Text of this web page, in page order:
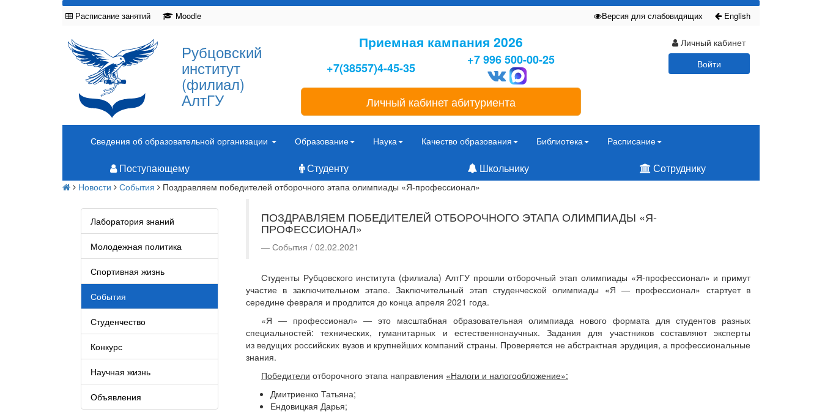
Расписание занятий Moodle English
Версия для слабовидящих
Рубцовский
институт
(филиал)
АлтГУ
Приемная кампания 2026
+7(38557)4-45-35
+7 996 500-00-25
Личный кабинет абитуриента
Личный кабинет
Войти
Сведения об образовательной организации Образование Наука Качество образования Библиотека Расписание
Поступающему Студенту Школьнику Сотруднику
Новости События Поздравляем победителей отборочного этапа олимпиады «Я-профессионал»
Лаборатория знаний
Молодежная политика
Спортивная жизнь
События
Студенчество
Конкурс
Научная жизнь
Объявления
ПОЗДРАВЛЯЕМ ПОБЕДИТЕЛЕЙ ОТБОРОЧНОГО ЭТАПА ОЛИМПИАДЫ «Я-
ПРОФЕССИОНАЛ»
События / 02.02.2021
Студенты Рубцовского института (филиала) АлтГУ прошли отборочный этап олимпиады «Я-профессионал» и примут
участие в заключительном этапе. Заключительный этап студенческой олимпиады «Я — профессионал» стартует в
середине февраля и продлится до конца апреля 2021 года.
«Я — профессионал» — это масштабная образовательная олимпиада нового формата для студентов разных
специальностей: технических, гуманитарных и естественнонаучных. Задания для участников составляют эксперты
из ведущих российских вузов и крупнейших компаний страны. Проверяется не абстрактная эрудиция, а профессиональные
знания.
Победители отборочного этапа направления «Налоги и налогообложение»:
Дмитриенко Татьяна;
Ендовицкая Дарья;